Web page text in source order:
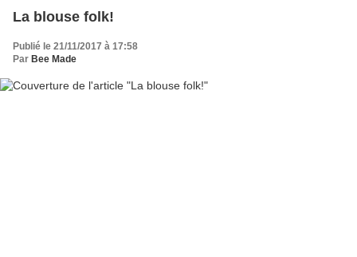
La blouse folk!
Publié le 21/11/2017 à 17:58
Par Bee Made